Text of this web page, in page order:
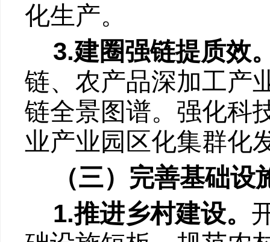
化生产。
3.建圈强链提质效
链、农产品深加工产
链全景图谱。强化科
业产业园区化集群化
（三）完善基础
1.推进乡村建设。